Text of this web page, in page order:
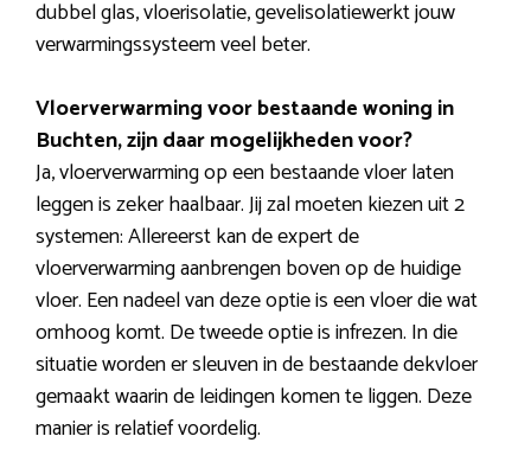
dubbel glas, vloerisolatie, gevelisolatiewerkt jouw
verwarmingssysteem veel beter.
Vloerverwarming voor bestaande woning in
Buchten, zijn daar mogelijkheden voor?
Ja, vloerverwarming op een bestaande vloer laten
leggen is zeker haalbaar. Jij zal moeten kiezen uit 2
systemen: Allereerst kan de expert de
vloerverwarming aanbrengen boven op de huidige
vloer. Een nadeel van deze optie is een vloer die wat
omhoog komt. De tweede optie is infrezen. In die
situatie worden er sleuven in de bestaande dekvloer
gemaakt waarin de leidingen komen te liggen. Deze
manier is relatief voordelig.